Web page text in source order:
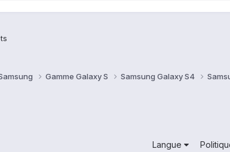
Gamme Galaxy S Samsung Galaxy S4
Langue